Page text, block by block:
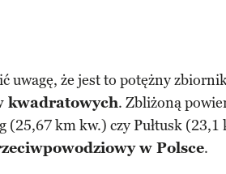
uwagę, że jest to potężny
kwadratowych. Zbliżoną
(25,67 km kw.) czy Pułtusk (23,1
w Polsce.